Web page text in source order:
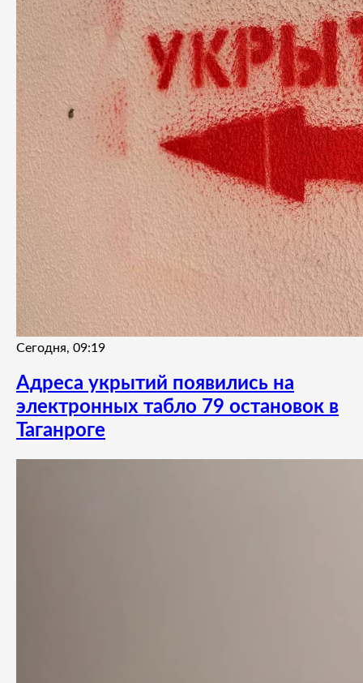
Сегодня, 09:19
Адреса укрытий появились на
электронных табло 79 остановок в
Таганроге